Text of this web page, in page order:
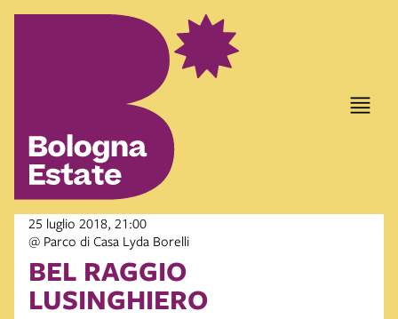
25 luglio 2018, 21:00
@ Parco di Casa Lyda Borelli
BEL RAGGIO
LUSINGHIERO